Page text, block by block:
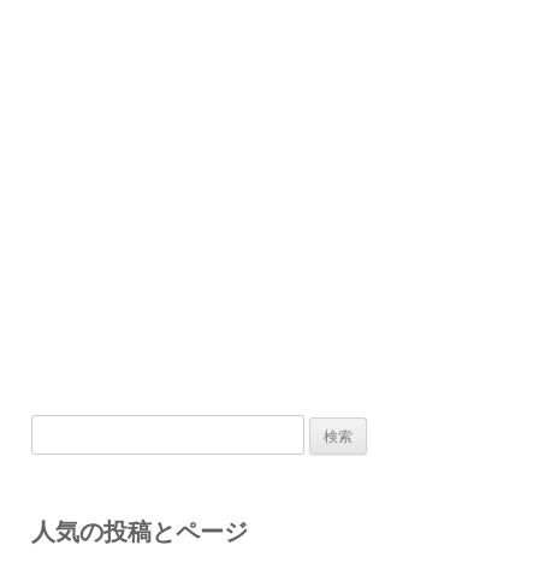
索:
人気の投稿とページ